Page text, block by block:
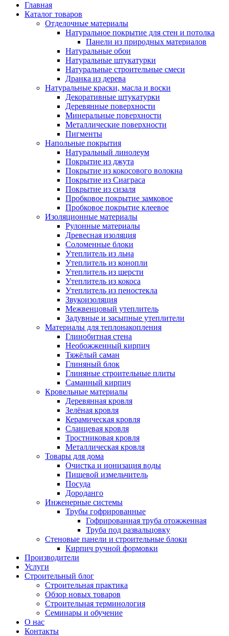
Главная
Каталог товаров
Отделочные материалы
Натуральное покрытие для стен и потолка
Панели из природных материалов
Натуральные обои
Натуральные штукатурки
Натуральные строительные смеси
Дранка из дерева
Натуральные краски, масла и воски
Декоративные штукатурки
Деревянные поверхности
Минеральные поверхности
Металлические поверхности
Пигменты
Напольные покрытия
Натуральный линолеум
Покрытие из джута
Покрытие из кокосового волокна
Покрытие из Сиаграса
Покрытие из сизаля
Пробковое покрытие замковое
Пробковое покрытие клеевое
Изоляционные материалы
Рулонные материалы
Древесная изоляция
Соломенные блоки
Утеплитель из льна
Утеплитель из конопли
Утеплитель из шерсти
Утеплитель из кокоса
Утеплитель из пеностекла
Звукоизоляция
Межвенцовый утеплитель
Задувные и засыпные утеплители
Материалы для теплонакопления
Глинобитная стена
Необожженный кирпич
Тяжёлый саман
Глиняный блок
Глиняные строительные плиты
Саманный кирпич
Кровельные материалы
Деревянная кровля
Зелёная кровля
Керамическая кровля
Сланцевая кровля
Тростниковая кровля
Металлическая кровля
Товары для дома
Очистка и ионизация воды
Пищевой измельчитель
Посуда
Дороданго
Инженерные системы
Трубы гофрированные
Гофрированная труба отожженная
Труба под развальцовку
Стеновые панели и строительные блоки
Кирпич ручной формовки
Производители
Услуги
Строительный блог
Строительная практика
Обзор новых товаров
Строительная терминология
Семинары и обучение
О нас
Контакты